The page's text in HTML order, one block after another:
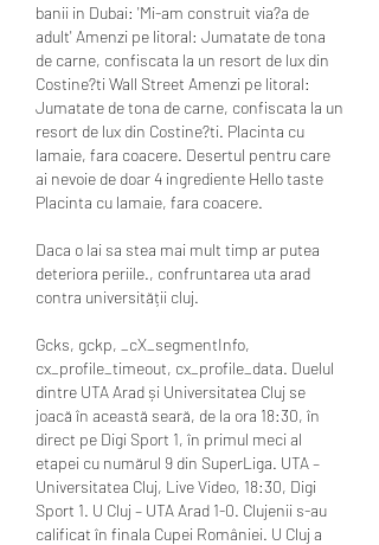
banii in Dubai: 'Mi-am construit via?a de
adult' Amenzi pe litoral: Jumatate de tona
de carne, confiscata la un resort de lux din
Costine?ti Wall Street Amenzi pe litoral:
Jumatate de tona de carne, confiscata la un
resort de lux din Costine?ti. Placinta cu
lamaie, fara coacere. Desertul pentru care
ai nevoie de doar 4 ingrediente Hello taste
Placinta cu lamaie, fara coacere.
Daca o lai sa stea mai mult timp ar putea
deteriora periile., confruntarea uta arad
contra universității cluj.
Gcks, gckp, _cX_segmentInfo,
cx_profile_timeout, cx_profile_data. Duelul
dintre UTA Arad și Universitatea Cluj se
joacă în această seară, de la ora 18:30, în
direct pe Digi Sport 1, în primul meci al
etapei cu numărul 9 din SuperLiga. UTA –
Universitatea Cluj, Live Video, 18:30, Digi
Sport 1. U Cluj – UTA Arad 1-0. Clujenii s-au
calificat în finala Cupei României. U Cluj a